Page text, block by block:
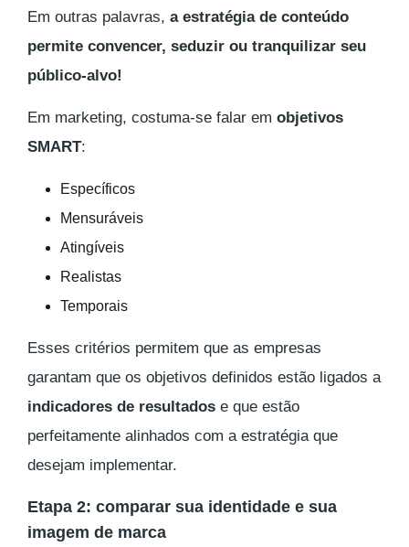
Em outras palavras, a estratégia de conteúdo
permite convencer, seduzir ou tranquilizar seu
público-alvo!
Em marketing, costuma-se falar em objetivos
SMART:
Específicos
Mensuráveis
Atingíveis
Realistas
Temporais
Esses critérios permitem que as empresas
garantam que os objetivos definidos estão ligados a
indicadores de resultados e que estão
perfeitamente alinhados com a estratégia que
desejam implementar.
Etapa 2: comparar sua identidade e sua
imagem de marca